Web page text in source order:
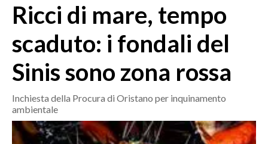
ORISTANO E PROVINCIA
GALLURA
NUORO E PROVINCIA
OGLIASTRA
AGENDA
CRONACA
Ricci di mare, tempo
scaduto: i fondali del
Sinis sono zona rossa
Inchiesta della Procura di Oristano per inquinamento
ambientale